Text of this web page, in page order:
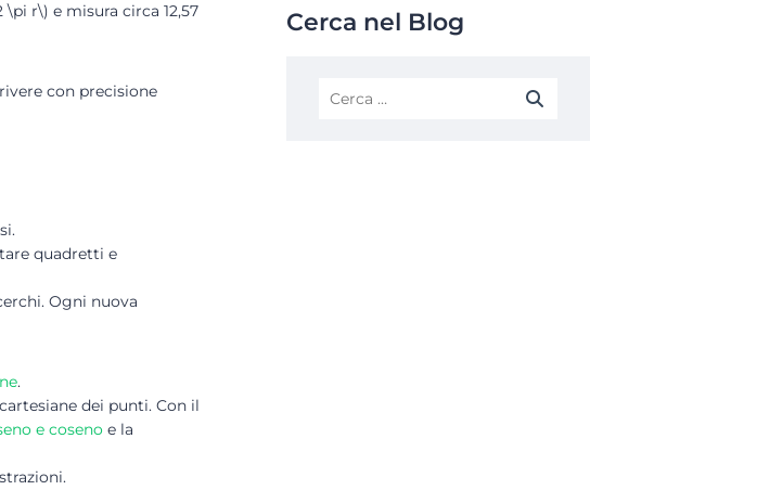
r\) e misura circa 12,57
con precisione
quadretti e
Ogni nuova
.
dei punti. Con il
e coseno e la
Cerca nel Blog